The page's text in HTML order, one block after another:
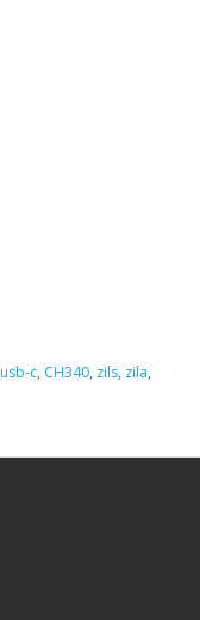
usb-c, CH340, zils, zila,